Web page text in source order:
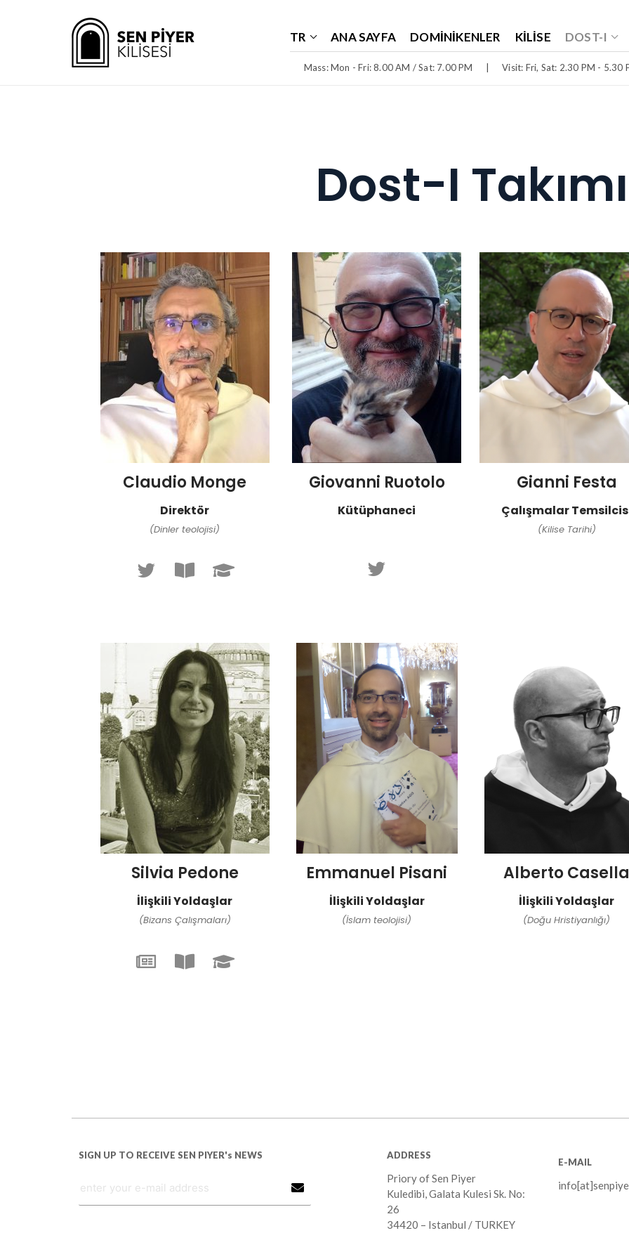
Mass: Mon - Fri: 8.00 AM / Sat: 7.00 PM Visit: Fri, Sat: 2.30 PM - 5.30
TR ANA SAYFA DOMINIKENLER KILISE DOST-I
Dost-I Takımı
Claudio Monge
Direktör
(Dinler teolojisi)
Giovanni Ruotolo
Kütüphaneci
Gianni Festa​
Çalışmalar
(Kilise Tarihi)
Silvia Pedone
İlişkili Yoldaşlar
(Bizans Çalışmaları)
Emmanuel Pisani
İlişkili Yoldaşlar
(İslam teolojisi)
Alberto
İlişkili Yoldaşlar
(Doğu Hristiyanlığı)
SIGN UP TO RECEIVE SEN PIYER's NEWS ADDRESS
Priory of Sen Piyer
Kuledibi, Galata Kulesi Sk. No:
26
34420 – Istanbul / TURKEY
E-MAIL